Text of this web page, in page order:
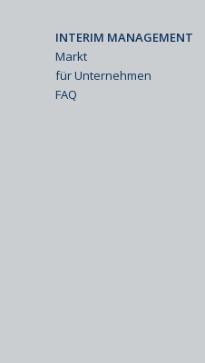
INTERIM MANAGEMENT
Markt
für Unternehmen
FAQ